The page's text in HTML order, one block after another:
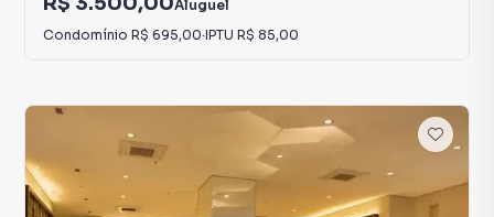
Aluguel
Condomínio R$ 695,00·IPTU R$ 85,00